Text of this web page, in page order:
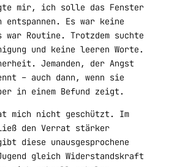
mir, ich solle das Fenster
entspannen. Es war keine
war Routine. Trotzdem suchte
und keine leeren Worte.
Jemanden, der Angst
– auch dann, wenn sie
in einem Befund zeigt.
mich nicht geschützt. Im
den Verrat stärker
diese unausgesprochene
gleich Widerstandskraft